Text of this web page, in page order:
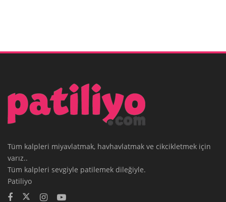
Tüm kalpleri miyavlatmak, havhavlatmak ve cikcikletmek için
varız..
Tüm kalpleri sevgiyle patilemek dileğiyle.
Patiliyo